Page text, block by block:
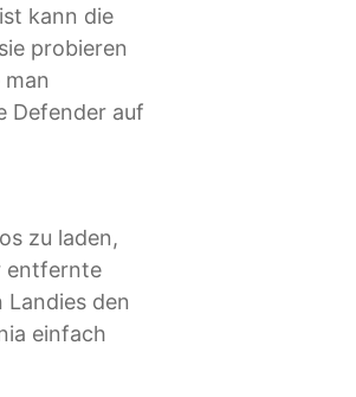
kann die
probieren
Defender auf
zu laden,
entfernte
den
einfach